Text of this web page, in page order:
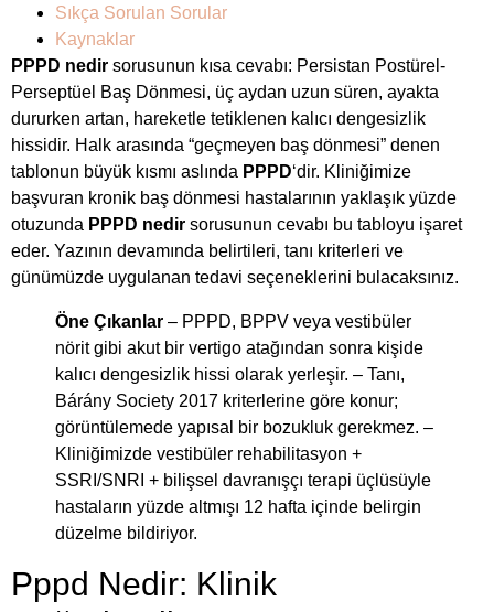
Sıkça Sorulan Sorular
Kaynaklar
PPPD nedir sorusunun kısa cevabı: Persistan Postürel-
Perseptüel Baş Dönmesi, üç aydan uzun süren, ayakta
dururken artan, hareketle tetiklenen kalıcı dengesizlik
hissidir. Halk arasında “geçmeyen baş dönmesi” denen
tablonun büyük kısmı aslında PPPD‘dir. Kliniğimize
başvuran kronik baş dönmesi hastalarının yaklaşık yüzde
otuzunda PPPD nedir sorusunun cevabı bu tabloyu işaret
eder. Yazının devamında belirtileri, tanı kriterleri ve
günümüzde uygulanan tedavi seçeneklerini bulacaksınız.
Öne Çıkanlar – PPPD, BPPV veya vestibüler
nörit gibi akut bir vertigo atağından sonra kişide
kalıcı dengesizlik hissi olarak yerleşir. – Tanı,
Bárány Society 2017 kriterlerine göre konur;
görüntülemede yapısal bir bozukluk gerekmez. –
Kliniğimizde vestibüler rehabilitasyon +
SSRI/SNRI + bilişsel davranışçı terapi üçlüsüyle
hastaların yüzde altmışı 12 hafta içinde belirgin
düzelme bildiriyor.
Pppd Nedir: Klinik